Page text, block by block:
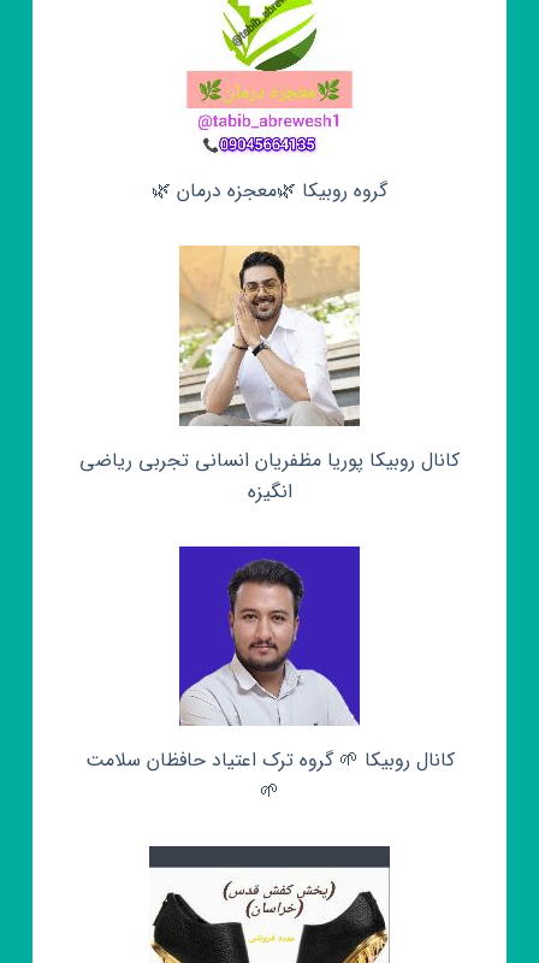
گروه روبیکا 🌿معجزه درمان 🌿
کانال روبیکا پوریا مظفریان انسانی تجربی ریاضی
انگیزه
کانال روبیکا 🌱 گروه ترک اعتیاد حافظان سلامت
🌱